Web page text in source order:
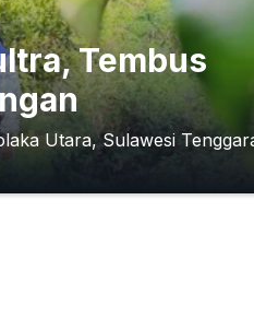
Tembus
Utara, Sulawesi